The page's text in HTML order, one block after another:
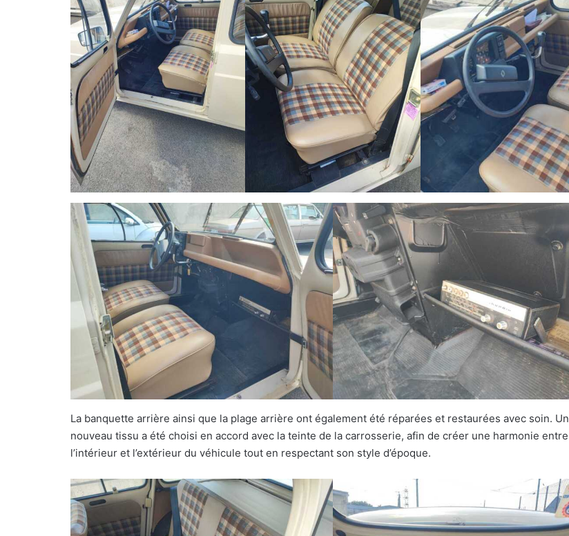
La banquette arrière ainsi que la plage arrière ont également été réparées et restaurées avec soin. Un
nouveau tissu a été choisi en accord avec la teinte de la carrosserie, afin de créer une harmonie entre
l’intérieur et l’extérieur du véhicule tout en respectant son style d’époque.